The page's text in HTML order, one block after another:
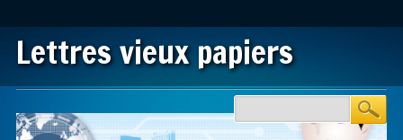
Lettres vieux papiers
Main menu